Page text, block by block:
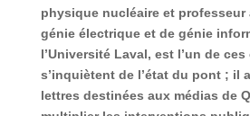
physique nucléaire et professeur
génie électrique et de génie
l’Université Laval, est l’un de
s’inquiètent de l’état du pont ; il
lettres destinées aux médias de